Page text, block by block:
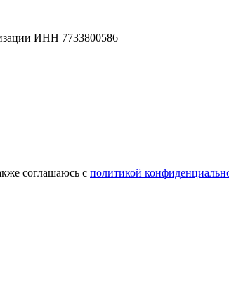
ИНН 7733800586
соглашаюсь с политикой